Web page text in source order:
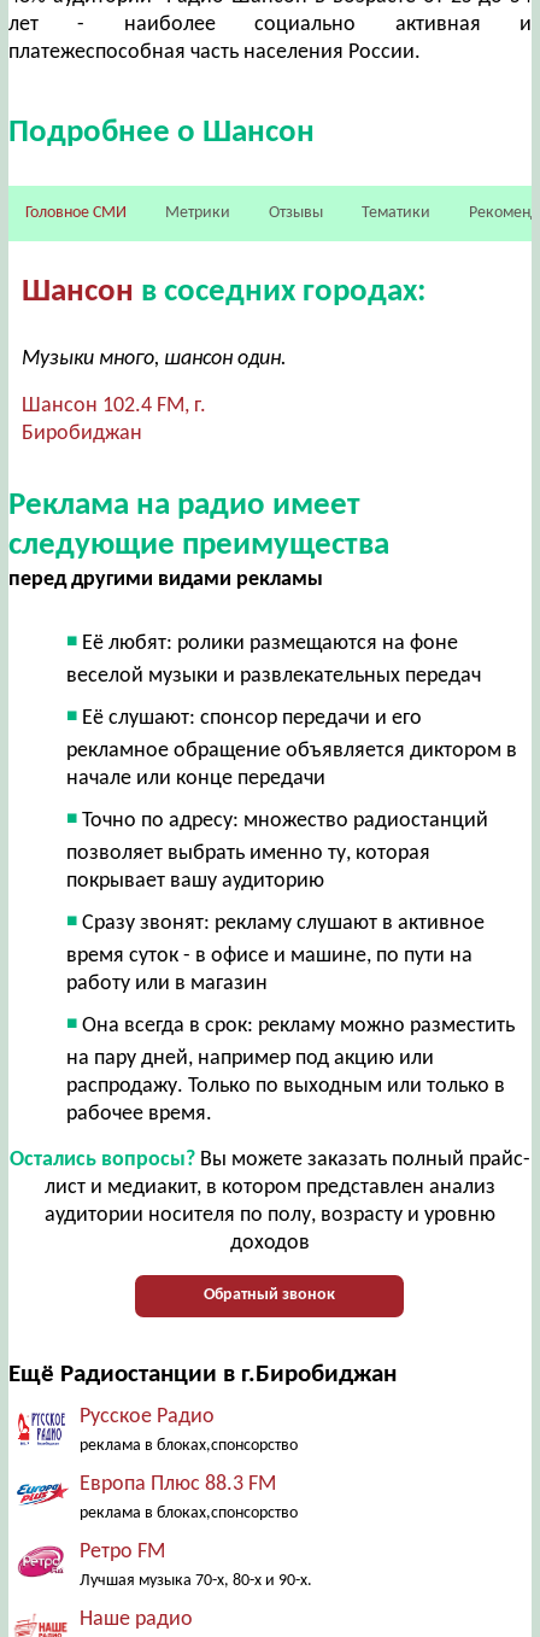
лет - наиболее социально активная и
платежеспособная часть населения России.
Подробнее о Шансон
Головное СМИ Метрики Отзывы Тематики
Шансон в соседних городах:
Музыки много, шансон один.
Шансон 102.4 FM, г.
Биробиджан
Реклама на радио имеет
следующие преимущества
перед другими видами рекламы
Её любят: ролики размещаются на фоне
веселой музыки и развлекательных передач
Её слушают: спонсор передачи и его
рекламное обращение объявляется диктором в
начале или конце передачи
Точно по адресу: множество радиостанций
позволяет выбрать именно ту, которая
покрывает вашу аудиторию
Сразу звонят: рекламу слушают в активное
время суток - в офисе и машине, по пути на
работу или в магазин
Она всегда в срок: рекламу можно разместить
на пару дней, например под акцию или
распродажу. Только по выходным или только в
рабочее время.
Остались вопросы?Вы можете заказать полный прайс-
лист и медиакит, в котором представлен анализ
аудитории носителя по полу, возрасту и уровню
доходов
Обратный звонок
Ещё Радиостанции в г.Биробиджан
Русское Радио
реклама в блоках,спонсорство
Европа Плюс 88.3 FM
реклама в блоках,спонсорство
Ретро FM
Лучшая музыка 70-х, 80-х и 90-х.
Наше радио